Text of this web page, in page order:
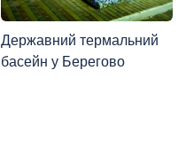
Державний термальний
басейн у Берегово